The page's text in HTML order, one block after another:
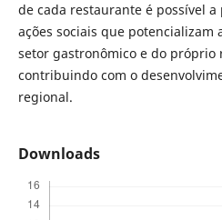
de cada restaurante é possível
ações sociais que
setor gastronômico e do próprio
contribuindo com o
regional.
Downloads